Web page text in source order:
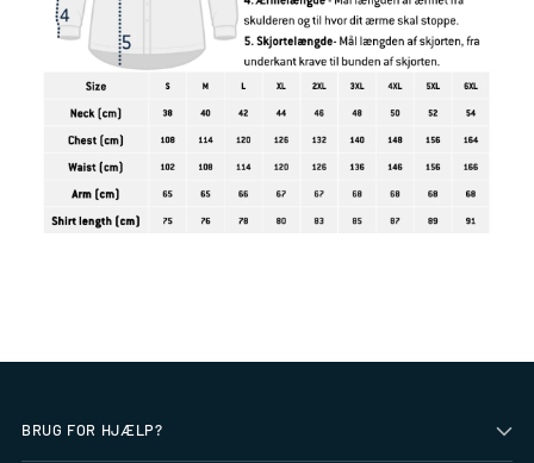
BRUG FOR HJÆLP?